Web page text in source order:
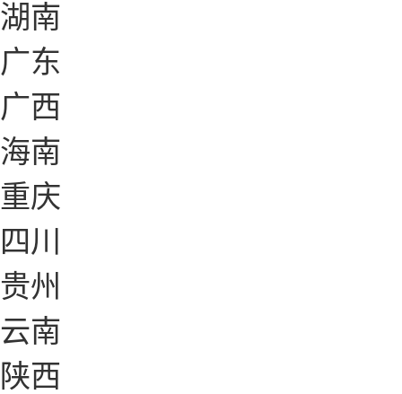
湖南
广东
广西
海南
重庆
四川
贵州
云南
陕西